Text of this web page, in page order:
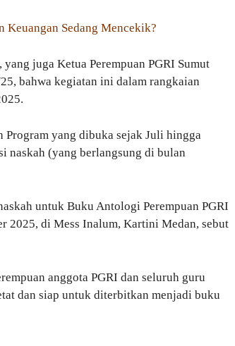
Keuangan Sedang Mencekik?
juga Ketua Perempuan PGRI Sumut
bahwa kegiatan ini dalam rangkaian
Program yang dibuka sejak Juli hingga
naskah (yang berlangsung di bulan
untuk Buku Antologi Perempuan PGRI
2025, di Mess Inalum, Kartini Medan, sebut
anggota PGRI dan seluruh guru
dan siap untuk diterbitkan menjadi buku